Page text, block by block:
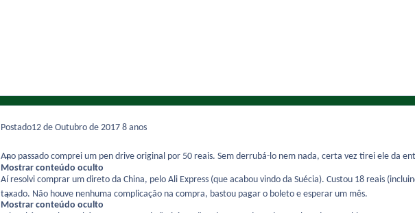
Postado12 de Outubro de 2017 8 anos
Ano passado comprei um pen drive original por 50 reais. Sem derrubá-lo nem nada, certa vez tirei ele da
Mostrar conteúdo oculto
Aí resolvi comprar um direto da China, pelo Ali Express (que acabou vindo da Suécia). Custou 18 reais
taxado. Não houve nenhuma complicação na compra, bastou pagar o boleto e esperar um mês.
Mostrar conteúdo oculto